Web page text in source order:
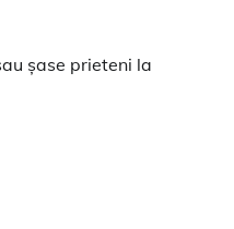
șase prieteni la